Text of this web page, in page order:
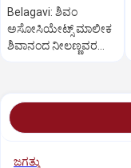
Belagavi: ಶಿವಂ
ಅಸೋಸಿಯೇಟ್ಸ್ ಮಾಲೀಕ
ಶಿವಾನಂದ ನೀಲಣ್ಣವರ
ಜಗತ್ತು